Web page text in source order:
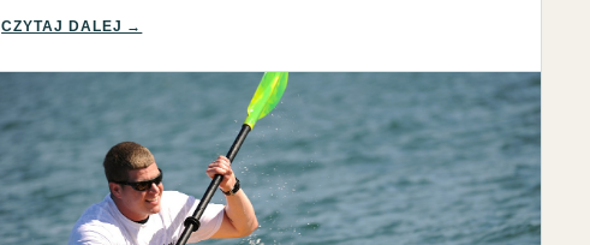
CZYTAJ DALEJ →